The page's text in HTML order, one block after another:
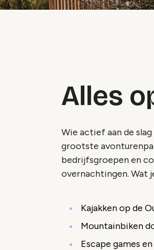
Alles
Wie actief aan de
grootste
bedrijfsgroepen en
overnachtingen. Wat
Kajakken op de
Mountainbiken
Escape games